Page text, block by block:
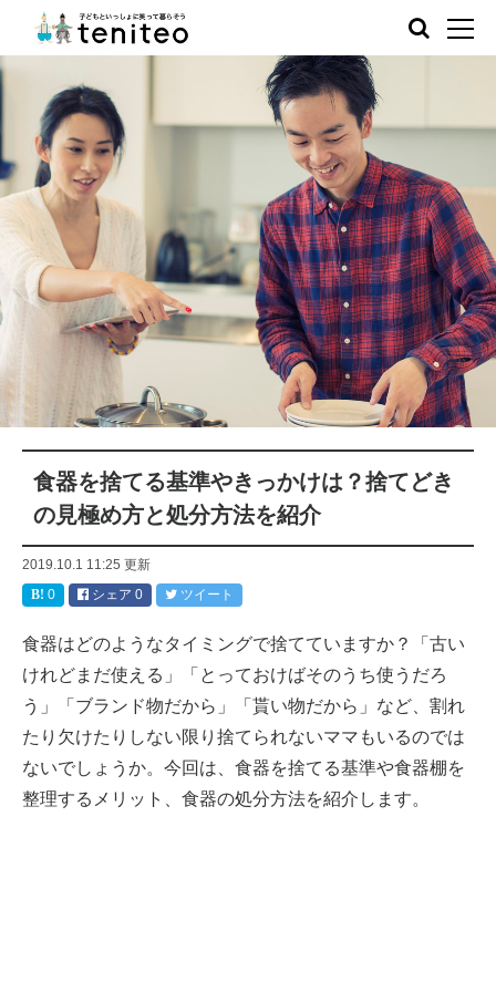
食器を捨てる基準やきっかけは？捨てどき
の見極め方と処分方法を紹介
2019.10.1 11:25 更新
0
シェア 0 ツイート
食器はどのようなタイミングで捨てていますか？「古い
けれどまだ使える」「とっておけばそのうち使うだろ
う」「ブランド物だから」「貰い物だから」など、割れ
たり欠けたりしない限り捨てられないママもいるのでは
ないでしょうか。今回は、食器を捨てる基準や食器棚を
整理するメリット、食器の処分方法を紹介します。